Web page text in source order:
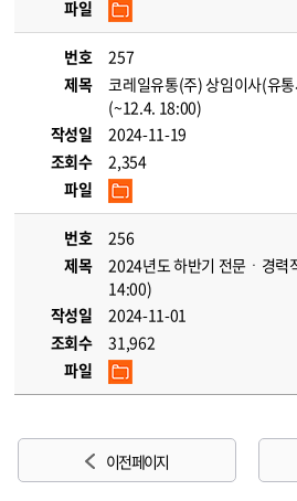
파일
번호
257
제목
코레일유통(주) 상임이사(유
(~12.4. 18:00)
작성일
2024-11-19
조회수
2,354
파일
번호
256
제목
2024년도 하반기 전문ㆍ경력
14:00)
작성일
2024-11-01
조회수
31,962
파일
이전 페이지